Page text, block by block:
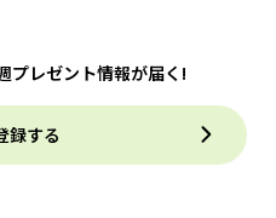
プレゼント情報が届く!
録する